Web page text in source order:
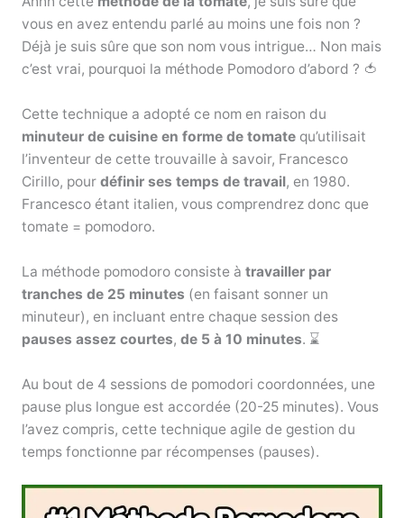
vous en avez entendu parlé au moins une fois non ?
Déjà je suis sûre que son nom vous intrigue… Non mais
c’est vrai, pourquoi la méthode Pomodoro d’abord ? 🍅
Cette technique a adopté ce nom en raison du
minuteur de cuisine en forme de tomatequ’utilisait
l’inventeur de cette trouvaille à savoir, Francesco
Cirillo, pour définir ses temps de travail, en 1980.
Francesco étant italien, vous comprendrez donc que
tomate = pomodoro.
La méthode pomodoro consiste à travailler par
tranches de 25 minutes (en faisant sonner un
minuteur), en incluant entre chaque session des
pauses assez courtes, de 5 à 10 minutes. ⌛
Au bout de 4 sessions de pomodori coordonnées, une
pause plus longue est accordée (20-25 minutes). Vous
l’avez compris, cette technique agile de gestion du
temps fonctionne par récompenses (pauses).